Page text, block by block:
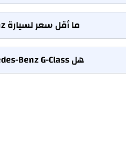
ما أقل سعر لسيارة Mercedes-Benz جديدة متوفرة في المملكة العربية السعودية؟
هل Mercedes-Benz G-Class مناسبة للقيادة في الصحراء بالمملكة العربية السعودية؟